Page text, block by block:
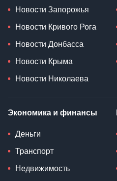
Новости Запорожья
Новости Кривого Рога
Новости Донбасса
Новости Крыма
Новости Николаева
Экономика и финансы
Деньги
Транспорт
Недвижимость